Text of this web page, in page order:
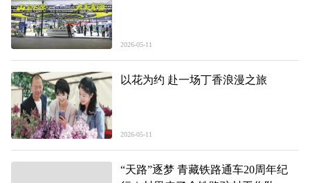
2026-05-11
以花为约 赴一场丁香浪漫之旅
2026-05-11
“天路”逐梦 青藏铁路通车20周年纪